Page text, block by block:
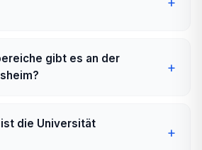
gibt es an der
die Universität